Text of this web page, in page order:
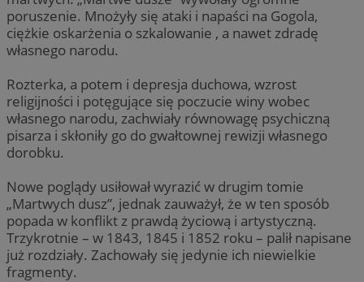
poruszenie. Mnożyły się ataki i napaści na Gogola,
ciężkie oskarżenia o szkalowanie , a nawet zdradę
własnego narodu.
Rozterka, a potem i depresja duchowa, wzrost
religijności i potęgujące się poczucie winy wobec
własnego narodu, zachwiały równowagę psychiczną
pisarza i skłoniły go do gwałtownej rewizji własnego
dorobku.
Nowe poglądy usiłował wyrazić w drugim tomie
„Martwych dusz”, jednak zauważył, że w ten sposób
popada w konflikt z prawdą życiową i artystyczną.
Trzykrotnie – w 1843, 1845 i 1852 roku – palił napisane
już rozdziały. Zachowały się jedynie ich niewielkie
fragmenty.